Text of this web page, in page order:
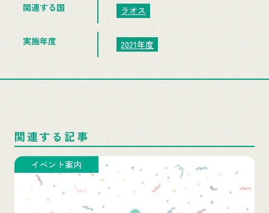
関連する国 ラオス
実施年度 2021年度
関連する記事
イベント案内